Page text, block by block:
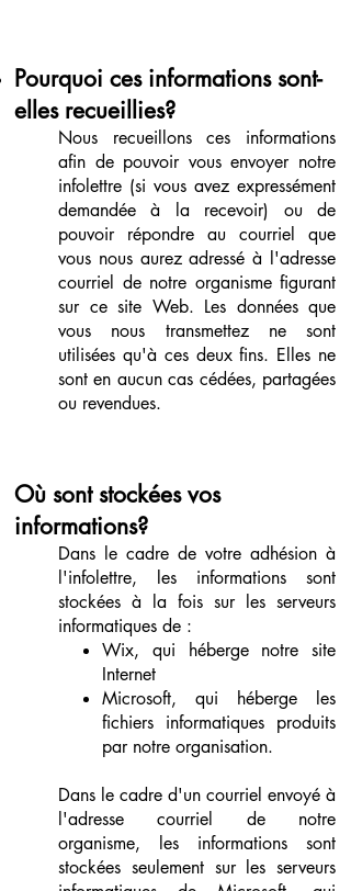
Pourquoi ces informations sont-
elles recueillies?
Nous recueillons ces informations
afin de pouvoir vous envoyer notre
infolettre (si vous avez expressément
demandée à la recevoir) ou de
pouvoir répondre au courriel que
vous nous aurez adressé à l'adresse
courriel de notre organisme figurant
sur ce site Web. Les données que
vous nous transmettez ne sont
utilisées qu'à ces deux fins. Elles ne
sont en aucun cas cédées, partagées
ou revendues.
Où sont stockées vos
informations?
Dans le cadre de votre adhésion à
l'infolettre, les informations sont
stockées à la fois sur les serveurs
informatiques de :
Wix, qui héberge notre site
Internet
Microsoft, qui héberge les
fichiers informatiques produits
par notre organisation.
Dans le cadre d'un courriel envoyé à
l'adresse courriel de notre
organisme, les informations sont
stockées seulement sur les serveurs